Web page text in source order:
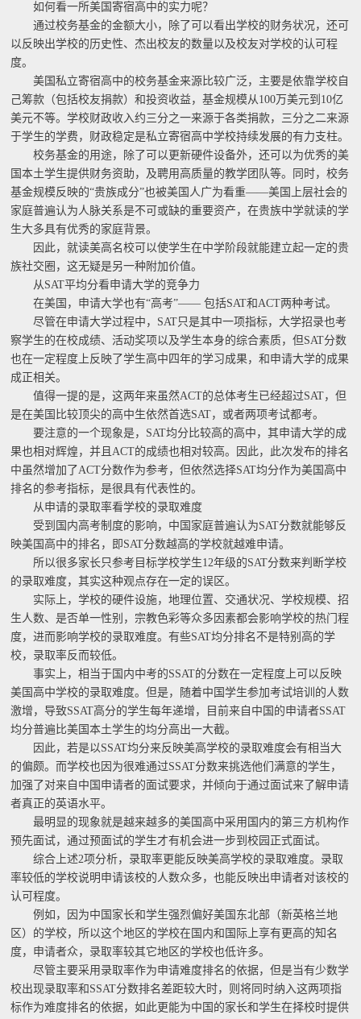
如何看一所美国寄宿高中的实力呢？
通过校务基金的金额大小，除了可以看出学校的财务状况，还可
以反映出学校的历史性、杰出校友的数量以及校友对学校的认可程
度。
美国私立寄宿高中的校务基金来源比较广泛，主要是依靠学校自
己筹款（包括校友捐款）和投资收益，基金规模从100万美元到10亿
美元不等。学校财政收入约三分之一来源于各类捐款，三分之二来源
于学生的学费，财政稳定是私立寄宿高中学校持续发展的有力支柱。
校务基金的用途，除了可以更新硬件设备外，还可以为优秀的美
国本土学生提供财务资助，及聘用高质量的教学团队等。同时，校务
基金规模反映的“贵族成分”也被美国人广为看重——美国上层社会的
家庭普遍认为人脉关系是不可或缺的重要资产，在贵族中学就读的学
生大多具有优秀的家庭背景。
因此，就读美高名校可以使学生在中学阶段就能建立起一定的贵
族社交圈，这无疑是另一种附加价值。
从SAT平均分看申请大学的竞争力
在美国，申请大学也有“高考”—— 包括SAT和ACT两种考试。
尽管在申请大学过程中，SAT只是其中一项指标，大学招录也考
察学生的在校成绩、活动奖项以及学生本身的综合素质，但SAT分数
也在一定程度上反映了学生高中四年的学习成果，和申请大学的成果
成正相关。
值得一提的是，这两年来虽然ACT的总体考生已经超过SAT，但
是在美国比较顶尖的高中生依然首选SAT，或者两项考试都考。
要注意的一个现象是，SAT均分比较高的高中，其申请大学的成
果也相对辉煌，并且ACT的成绩也相对较高。因此，此次发布的排名
中虽然增加了ACT分数作为参考，但依然选择SAT均分作为美国高中
排名的参考指标，是很具有代表性的。
从申请的录取率看学校的录取难度
受到国内高考制度的影响，中国家庭普遍认为SAT分数就能够反
映美国高中的排名，即SAT分数越高的学校就越难申请。
所以很多家长只参考目标学校学生12年级的SAT分数来判断学校
的录取难度，其实这种观点存在一定的误区。
实际上，学校的硬件设施，地理位置、交通状况、学校规模、招
生人数、是否单一性别，宗教色彩等众多因素都会影响学校的热门程
度，进而影响学校的录取难度。有些SAT均分排名不是特别高的学
校，录取率反而较低。
事实上，相当于国内中考的SSAT的分数在一定程度上可以反映
美国高中学校的录取难度。但是，随着中国学生参加考试培训的人数
激增，导致SSAT高分的学生每年递增，目前来自中国的申请者SSAT
均分普遍比美国本土学生的均分高出一大截。
因此，若是以SSAT均分来反映美高学校的录取难度会有相当大
的偏颇。而学校也因为很难通过SSAT分数来挑选他们满意的学生，
加强了对来自中国申请者的面试要求，并倾向于通过面试来了解申请
者真正的英语水平。
最明显的现象就是越来越多的美国高中采用国内的第三方机构作
预先面试，通过预面试的学生才有机会进一步到校园正式面试。
综合上述2项分析，录取率更能反映美高学校的录取难度。录取
率较低的学校说明申请该校的人数众多，也能反映出申请者对该校的
认可程度。
例如，因为中国家长和学生强烈偏好美国东北部（新英格兰地
区）的学校，所以这个地区的学校在国内和国际上享有更高的知名
度，申请者众，录取率较其它地区的学校也低许多。
尽管主要采用录取率作为申请难度排名的依据，但是当有少数学
校出现录取率和SSAT分数排名差距较大时，则将同时纳入这两项指
标作为难度排名的依据，如此更能为中国的家长和学生在择校时提供